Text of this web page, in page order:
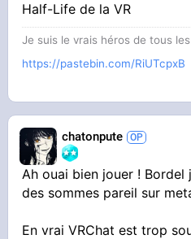
Half-Life de la VR
Je suis le vrais héros de tous
https://pastebin.com/RiUTcpxB
chatonpute
Ah ouai bien jouer !
des sommes pareil sur
En vrai VRChat est trop